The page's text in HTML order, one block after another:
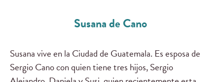
Susana de Cano
Susana vive en la Ciudad de Guatemala. Es esposa de
Sergio Cano con quien tiene tres hijos, Sergio